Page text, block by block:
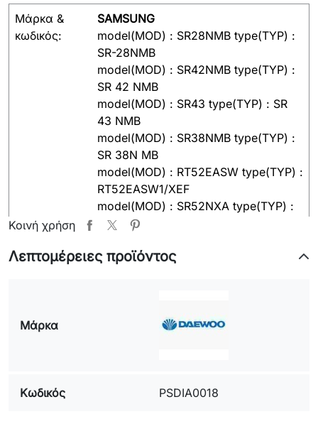
Μάρκα &
κωδικός:
SAMSUNG
model(MOD) : SR28NMB type(TYP) :
SR-28NMB
model(MOD) : SR42NMB type(TYP) :
SR 42 NMB
model(MOD) : SR43 type(TYP) : SR
43 NMB
model(MOD) : SR38NMB type(TYP) :
SR 38N MB
model(MOD) : RT52EASW type(TYP) :
RT52EASW1/XEF
model(MOD) : SR52NXA type(TYP) :
SR 52 NXA
SHARP
SL, SJ-58M-GY, SJ-P63M-SL, SJ-
SJP68MSL, SJ68MGY)
Κοινή χρήση
Λεπτομέρειες προϊόντος
Μάρκα
Κωδικός PSDIA0018